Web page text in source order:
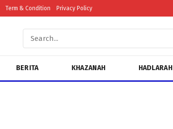
Term & Condition Privacy Policy
BERITA KHAZANAH HADLARAH